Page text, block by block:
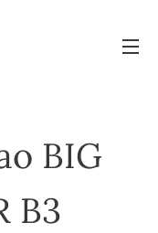
BIG
B3